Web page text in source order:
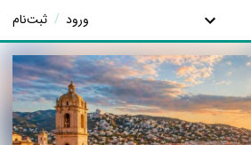
ورود / ثبت‌نام